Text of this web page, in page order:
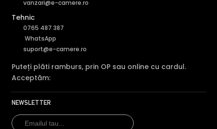
retea (POE), ideala pentru folosirea impreuna cu un NVR
ce include un switch POE.
MICROFON INCLUS
Puteti supraveghea atat video, dar si audio zona
acoperita de aceasta camera, fiind dotata cu un
microfon incorporat, ajutand la identificarea unor
mare.
vanzari@e-camere.ro
Tehnic
0765 487 387
WhatsApp
suport@e-camere.ro
Puteți plăti ramburs, prin OP sau online cu cardul.
Acceptăm:
NEWSLETTER